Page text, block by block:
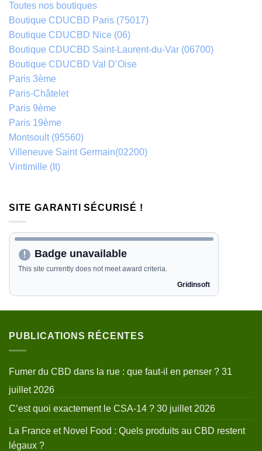
Toutes nos boutiques
Boutique CDUCBD Paris (75017)
Boutique CDUCBD Nice (06)
Boutique CDUCBD Saint-Laurent-du-Var (06700)
Boutique CDUCBD Val D’Oise
Paris 3ème
Paris-Châtelet
Paris 9ème
Paris 19ème
Montsoult (95560)
Villeneuve Saint Germain(02200)
Vintimille (It)
SITE GARANTI SÉCURISÉ !
PUBLICATIONS RÉCENTES
Fumer du CBD dans la rue : que faut-il en penser ? 31
juillet 2026
C’est quoi exactement le CSA-14 ? 30 juillet 2026
La France et Novel Food : Quels produits au CBD restent
légaux ?